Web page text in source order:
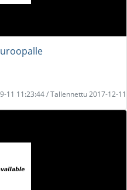
11 11:23:44 / Tallennettu 2017-12-11